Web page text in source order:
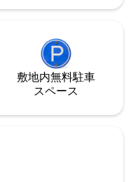
敷地内無料駐⁠車
ス⁠ペ⁠ー⁠ス